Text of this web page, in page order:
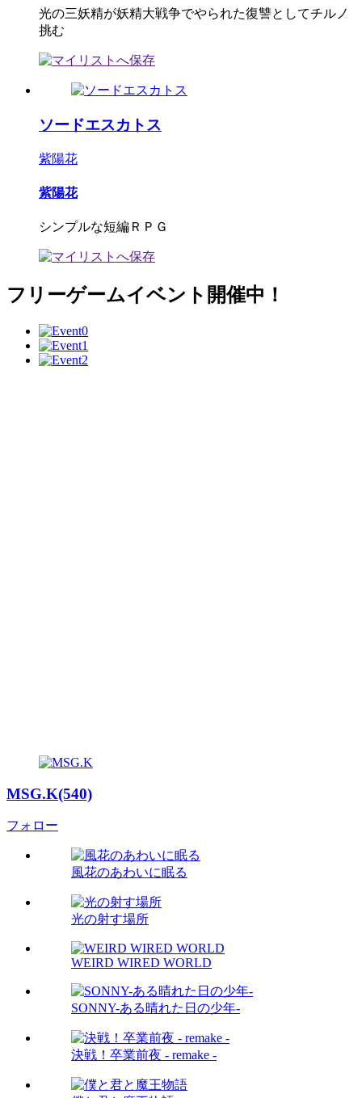
光の三妖精が妖精大戦争でやられた復讐としてチルノ
挑む
ソードエスカトス
紫陽花
紫陽花
シンプルな短編ＲＰＧ
フリーゲームイベント開催中！
MSG.K(540)
フォロー
風花のあわいに眠る
光の射す場所
WEIRD WIRED WORLD
SONNY-ある晴れた日の少年-
決戦！卒業前夜 - remake -